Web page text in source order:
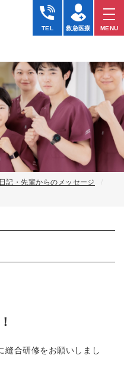
TEL 救急医療 MENU
記・先輩からのメッセージ
縫合研修をお願いしまし